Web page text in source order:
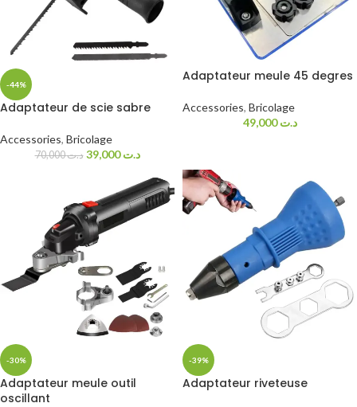
-44%
Adaptateur de scie sabre
Accessories, Bricolage
د.ت70,000 د.ت39,000
Adaptateur meule 45 degres
Accessories, Bricolage
د.ت49,000
-30%
Adaptateur meule outil
oscillant
-39%
Adaptateur riveteuse